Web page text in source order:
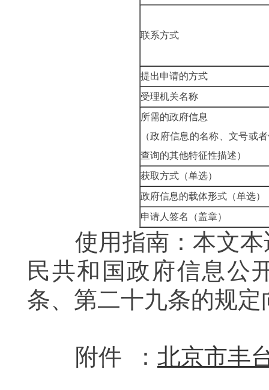
联系方式
提出申请的方式
受理机关名称
所需的政府信息
（政府信息的名称、文号或
查询的其他特征性描述）
获取方式（单选）
政府信息的载体形式（单选）
申请人签名（盖章）
使用指南：本文本
民共和国政府信息公
条、第二十九条的规
附件 ： 北京市丰